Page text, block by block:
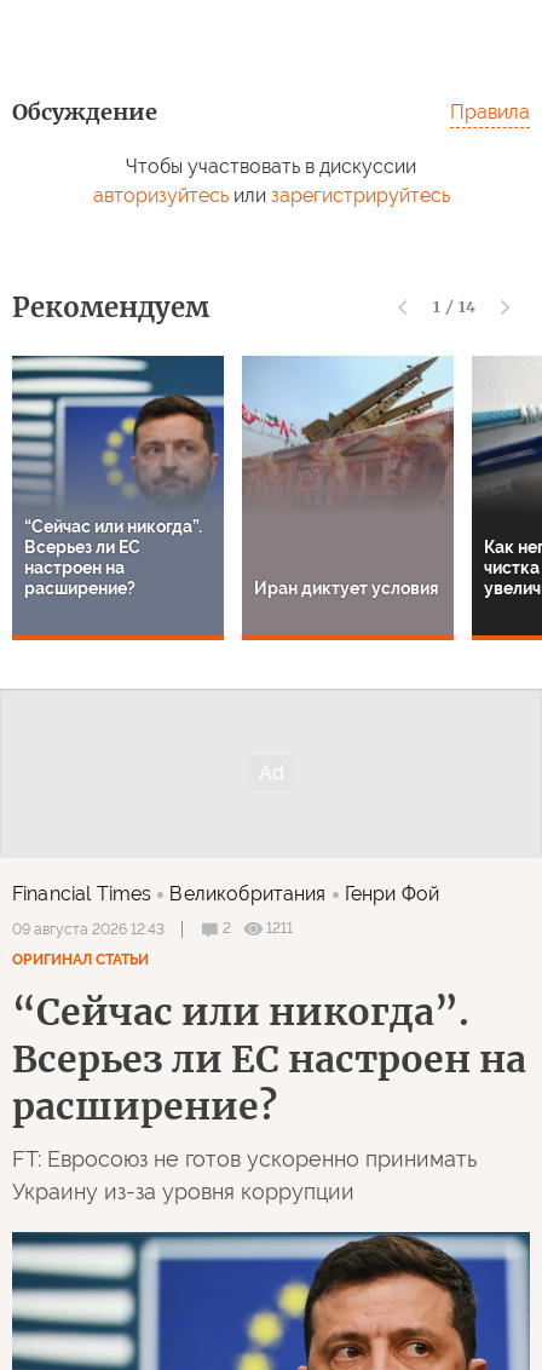
Обсуждение Правила
Чтобы участвовать в дискуссии
авторизуйтесьили зарегистрируйтесь
Рекомендуем 1 / 14
“Сейчас или никогда”.
Всерьез ли ЕС
настроен на
расширение?
Иран диктует условия
Как
Financial Times Великобритания Генри Фой
09 августа 2026 12:43 2
1211
ОРИГИНАЛ СТАТЬИ
“Сейчас или никогда”.
Всерьез ли ЕС настроен на
расширение?
FT: Евросоюз не готов ускоренно принимать
Украину из-за уровня коррупции